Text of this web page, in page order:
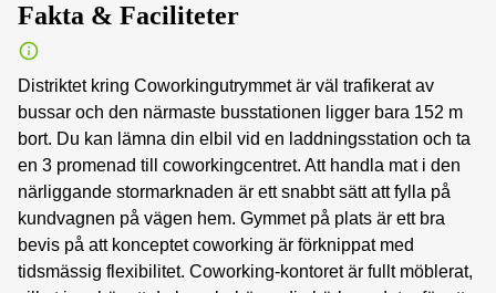
Fakta & Faciliteter
Distriktet kring Coworkingutrymmet är väl trafikerat av
bussar och den närmaste busstationen ligger bara 152 m
bort. Du kan lämna din elbil vid en laddningsstation och ta
en 3 promenad till coworkingcentret. Att handla mat i den
närliggande stormarknaden är ett snabbt sätt att fylla på
kundvagnen på vägen hem. Gymmet på plats är ett bra
bevis på att konceptet coworking är förknippat med
tidsmässig flexibilitet. Coworking-kontoret är fullt möblerat,